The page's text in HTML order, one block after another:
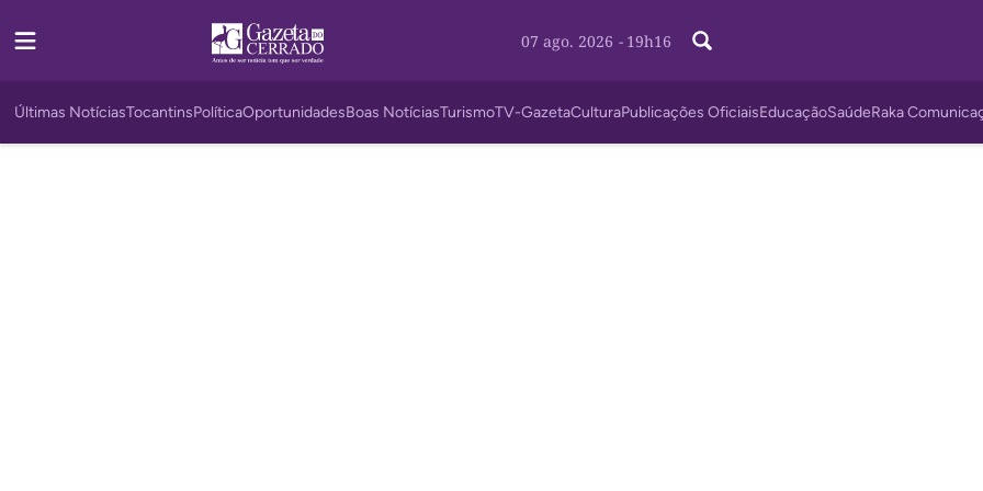
07 ago. 2026 - 19h16
Últimas NotíciasTocantinsPolíticaOportunidadesBoas NotíciasTurismoTV-GazetaCulturaPublicações OficiaisEducaçãoSaúdeRaka